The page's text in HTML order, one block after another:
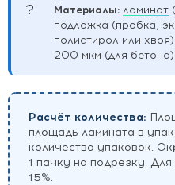
? Материалы: ламинат
подложка (пробка,
полистирол или
200 мкм (для
Расчёт количества:
площадь ламината в
количество упаковок.
1 пачку на подрезку. Для
15%.